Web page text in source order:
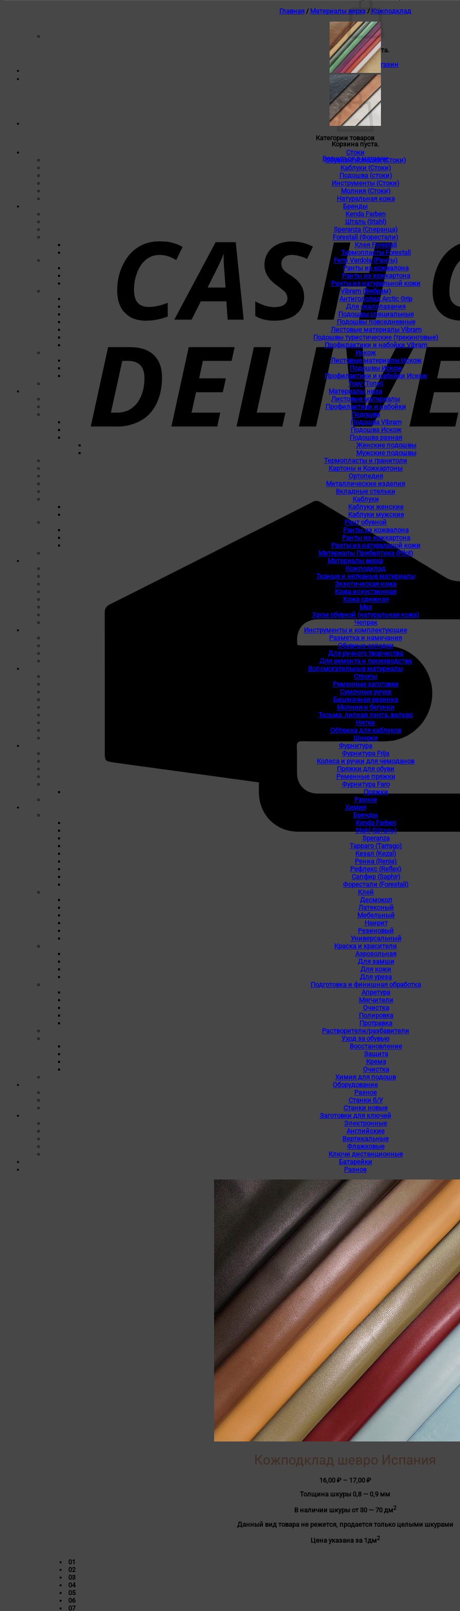
Корзина пуста.
Вернуться в магазин
0
Корзина
Корзина пуста.
Вернуться в магазин
Главная / Материалы верха / Кожподклад
Категории товаров
Стоки
Обувные колодки (Стоки)
Каблуки (Стоки)
Подошва (стоки)
Инструменты (Стоки)
Молния (Стоки)
Натуральная кожа
Бренды
Kenda Farben
Шталь (Stahl)
Speranza (Сперанца)
Forestali (Форестали)
Клея Forestali
Термопласты Forestali
Feris Vardola (Ранты)
Ранты из кожвалона
Ранты из кожкартона
Ранты из натуральной кожи
Vibram (Вибрам)
Антигололед Arctic Grip
Для скалолазания
Подошвы специальные
Подошвы повседневные
Листовые материалы Vibram
Подошвы туристические (трекинговые)
Профилактики и набойки Vibram
Искож
Листовые материалы Искож
Подошвы Искож
Профилактики и набойки Искож
Topy (Топи)
Материалы низа
Листовые материалы
Профилактики и набойки
Подошва
Подошва Vibram
Подошва Искож
Подошва разная
Женские подошвы
Мужские подошвы
Термопласты и гранитоли
Картоны и Кожкартоны
Ортопедия
Металлические изделия
Вкладные стельки
Каблуки
Каблуки женские
Каблуки мужские
Рант обувной
Ранты из кожвалона
Ранты из кожкартона
Ранты из натуральной кожи
Материалы Прибалтика (Pilot)
Материалы верха
Кожподклад
Тканые и нетканые материалы
Экзотическая кожа
Кожа искуственная
Кожа одежная
Мех
Хром обувной (натуральная кожа)
Чепрак
Инструменты и комплектующие
Разметка и намечания
Обувные колодки
Для ручного творчества
Для ремонта и производства
Вспомогательные материалы
Стропы
Ременные заготовки
Сумочные ручки
Башмачная резинка
Молнии и бегунки
Тесьма, липкая лента, велкро
Нитки
Обтяжка для каблуков
Шнурки
Фурнитура
Фурнитура Frija
Колеса и ручки для чемоданов
Пряжки для обуви
Ременные пряжки
Фурнитура Faro
Пряжки
Разное
Химия
Бренды
Kenda Farben
Stahl (Шталь)
Speranza
Тарраго (Tarrago)
Кезал (Kezal)
Рениа (Renia)
Рефлекс (Reflex)
Сапфир (Saphir)
Форестали (Forestali)
Клей
Десмокол
Латексный
Мебельный
Наирит
Резиновый
Универсальный
Краска и красители
Аэрозольная
Для замши
Для кожи
Для уреза
Подготовка и финишная обработка
Апретура
Мягчители
Очистка
Полировка
Протравка
Растворители/разбавители
Уход за обувью
Восстановление
Защита
Крема
Очистка
Химия для подошв
Оборудование
Разное
Станки б/У
Станки новые
Заготовки для ключей
Электронные
Английские
Вертикальные
Флажковые
Ключи дистанционные
Батарейки
Разное
Кожподклад шевро Испания
16,00 ₽ – 17,00 ₽Диапазон
16,00 ₽
17,00 ₽
Толщина шкуры 0,8 — 0,9 мм
В наличии шкуры от 30 — 70 дм2
Данный вид товара не режется, продается только целыми шкурами
Цена указана за 1дм2
01
02
03
04
05
06
07